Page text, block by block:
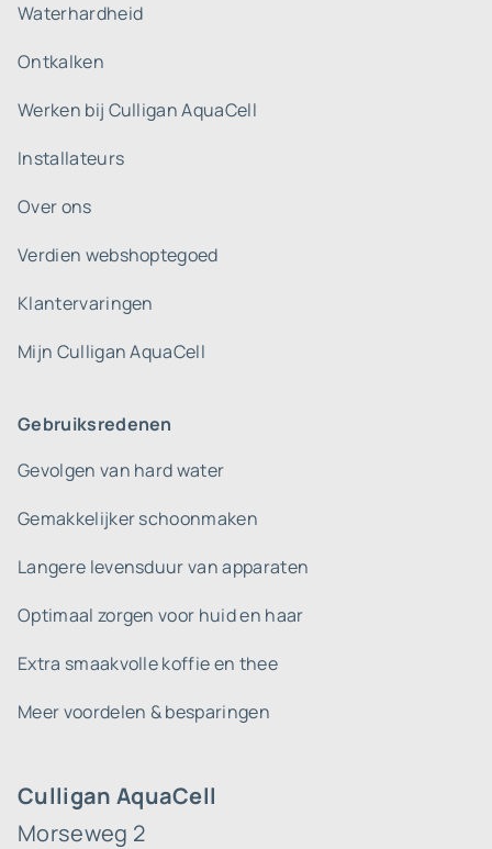
Culligan AquaCell
Morseweg 2
Waterhardheid
Ontkalken
Werken bij Culligan AquaCell
Installateurs
Over ons
Verdien webshoptegoed
Klantervaringen
Mijn Culligan AquaCell
Gebruiksredenen
Gevolgen van hard water
Gemakkelijker schoonmaken
Langere levensduur van apparaten
Optimaal zorgen voor huid en haar
Extra smaakvolle koffie en thee
Meer voordelen & besparingen